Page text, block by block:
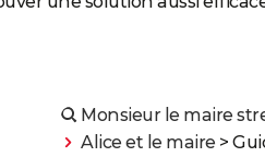
Monsieur le maire
Alice et le maire >